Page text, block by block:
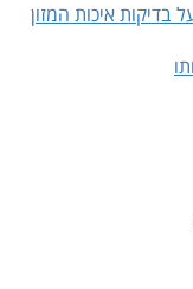
איכות המזון